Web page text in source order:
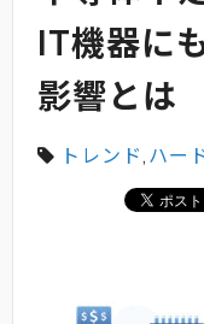
IT機器に
影響とは
トレンド,ハー